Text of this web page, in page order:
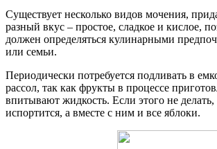
Существует несколько видов мочения,
разный вкус – простое, сладкое и кислое,
должен определяться кулинарными
или семьи.
Периодически потребуется подливать в
рассол, так как фрукты в процессе
впитывают жидкость. Если этого не
испортится, а вместе с ним и все яблоки.